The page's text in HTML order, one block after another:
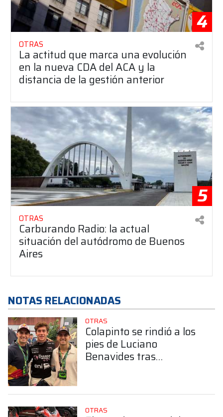
4
OTRAS
La actitud que marca una evolución
en la nueva CDA del ACA y la
distancia de la gestión anterior
5
OTRAS
Carburando Radio: la actual
situación del autódromo de Buenos
Aires
NOTAS RELACIONADAS
OTRAS
Colapinto se rindió a los
pies de Luciano
Benavides tras
argentina”
OTRAS